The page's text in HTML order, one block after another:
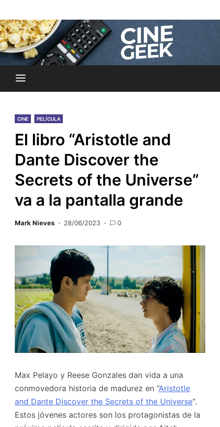
to
contentCine Geek
CINE PELÍCULA
El libro “Aristotle and
Dante Discover the
Secrets of the Universe”
va a la pantalla grande
Mark Nieves 28/06/2023 0
Max Pelayo y Reese Gonzales dan vida a una
conmovedora historia de madurez en “Aristotle
and Dante Discover the Secrets of the Universe“.
Estos jóvenes actores son los protagonistas de la